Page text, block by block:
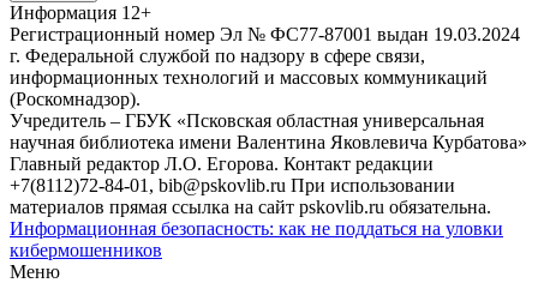
Информация 12+
Регистрационный номер Эл № ФС77-87001 выдан 19.03.2024
г. Федеральной службой по надзору в сфере связи,
информационных технологий и массовых коммуникаций
(Роскомнадзор).
Учредитель – ГБУК «Псковская областная универсальная
научная библиотека имени Валентина Яковлевича Курбатова»
Главный редактор Л.О. Егорова. Контакт редакции
+7(8112)72-84-01, bib@pskovlib.ru При использовании
материалов прямая ссылка на сайт pskovlib.ru обязательна.
Информационная безопасность: как не поддаться на уловки
кибермошенников
Меню